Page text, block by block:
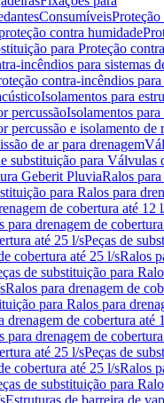
Consumíveis
contra humidade
para Proteção contra
incêndios para sistemas
contra-incêndios para
Isolamentos para
percussãoIsolamentos
percussão e isolamento de
de ar para drenagem
substituição para Válvulas
Geberit PluviaRalos
para Ralos para
de cobertura até 12
para drenagem de
até 25 l/sPeças de
cobertura até 25 l/sRalos
de substituição para
Ralos para drenagem de
para Ralos para
drenagem de cobertura até
para drenagem de
até 25 l/sPeças de
cobertura até 25 l/sRalos
de substituição para
Estruturas de barreira de